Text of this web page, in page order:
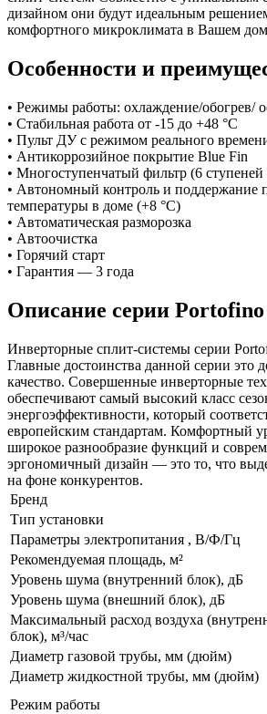
дизайном они будут идеальным
комфортного микроклимата в Вашем
Особенности и
• Режимы работы: охлаждение/обогрев/
• Стабильная работа от -15 до +48 °C
• Пульт ДУ с режимом реального
• Антикоррозийное покрытие Blue Fin
• Многоступенчатый фильтр (6
• Автономный контроль и поддержание
температуры в доме (+8 °C)
• Автоматическая разморозка
• Автоочистка
• Горячий старт
• Гарантия — 3 года
Описание серии
Инверторные сплит-системы серии
Главные достоинства данной серии это
качество. Совершенные инверторные
обеспечивают самый высокий класс
энергоэффективности, который
европейским стандартам. Комфортный
широкое разнообразие функций и
эргономичный дизайн — это то, что
на фоне конкурентов.
Бренд
Тип установки
Параметры электропитания , В/Ф/Гц
Рекомендуемая площадь, м²
Уровень шума (внутренний блок), дБ
Уровень шума (внешний блок), дБ
Максимальный расход воздуха
блок), м³/час
Диаметр газовой трубы, мм (дюйм)
Диаметр жидкостной трубы, мм (дюйм)
Режим работы